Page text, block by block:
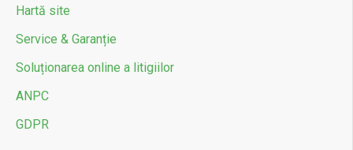
Hartă site
Service & Garanție
Soluționarea online a litigiilor
ANPC
GDPR